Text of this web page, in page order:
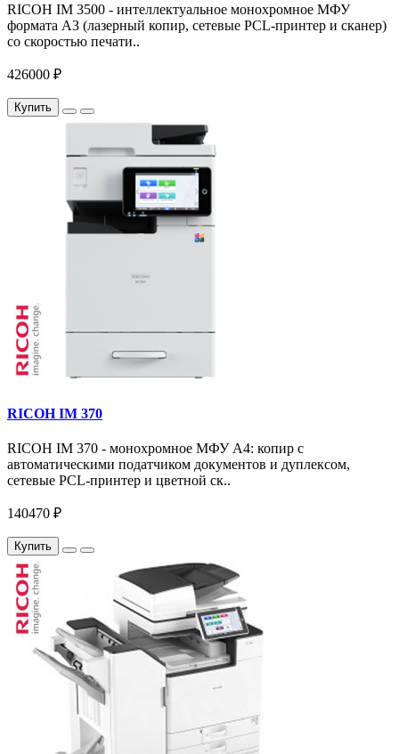
RICOH IM 3500 - интеллектуальное монохромное МФУ
формата А3 (лазерный копир, сетевые PCL-принтер и сканер)
со скоростью печати..
426000 ₽
Купить
RICOH IM 370
RICOH IM 370 - монохромное МФУ A4: копир с
автоматическими податчиком документов и дуплексом,
сетевые PCL-принтер и цветной ск..
140470 ₽
Купить